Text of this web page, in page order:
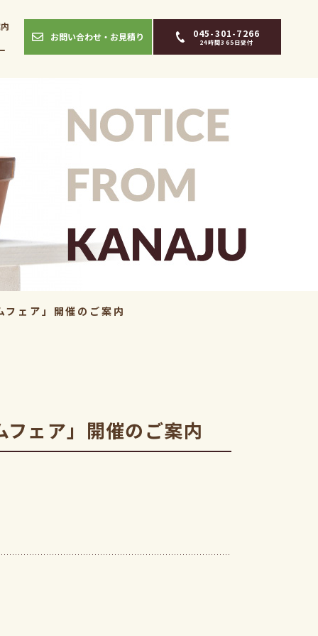
お問い合わせ・お見積り 045-301-7266
24時間365日受付
ェア」開催のご案内
ェア」開催のご案内